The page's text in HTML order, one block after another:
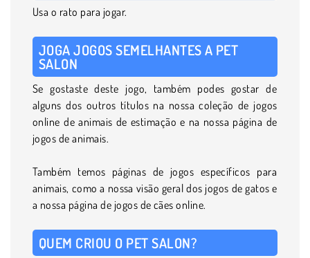
Usa o rato para jogar.
JOGA JOGOS SEMELHANTES A PET
SALON
Se gostaste deste jogo, também podes gostar de
alguns dos outros títulos na nossa coleção de jogos
online de animais de estimação e na nossa página de
jogos de animais.
Também temos páginas de jogos específicos para
animais, como a nossa visão geral dos jogos de gatos e
a nossa página de jogos de cães online.
QUEM CRIOU O PET SALON?